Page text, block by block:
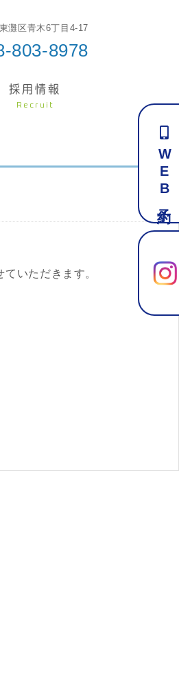
灘区青木6丁目4-17
803-8978
WEB予約
採用情報
Recruit
いただきます。